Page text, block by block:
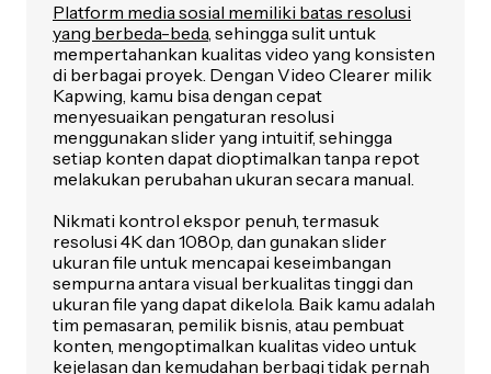
Platform media sosial memiliki batas resolusi
yang berbeda-beda, sehingga sulit untuk
mempertahankan kualitas video yang konsisten
di berbagai proyek. Dengan Video Clearer milik
Kapwing, kamu bisa dengan cepat
menyesuaikan pengaturan resolusi
menggunakan slider yang intuitif, sehingga
setiap konten dapat dioptimalkan tanpa repot
melakukan perubahan ukuran secara manual.
Nikmati kontrol ekspor penuh, termasuk
resolusi 4K dan 1080p, dan gunakan slider
ukuran file untuk mencapai keseimbangan
sempurna antara visual berkualitas tinggi dan
ukuran file yang dapat dikelola. Baik kamu adalah
tim pemasaran, pemilik bisnis, atau pembuat
konten, mengoptimalkan kualitas video untuk
kejelasan dan kemudahan berbagi tidak pernah